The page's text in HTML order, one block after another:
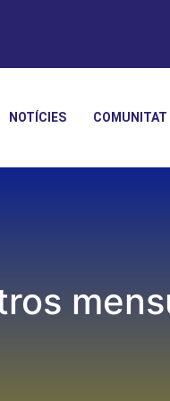
NOTÍCIES COMUNITAT